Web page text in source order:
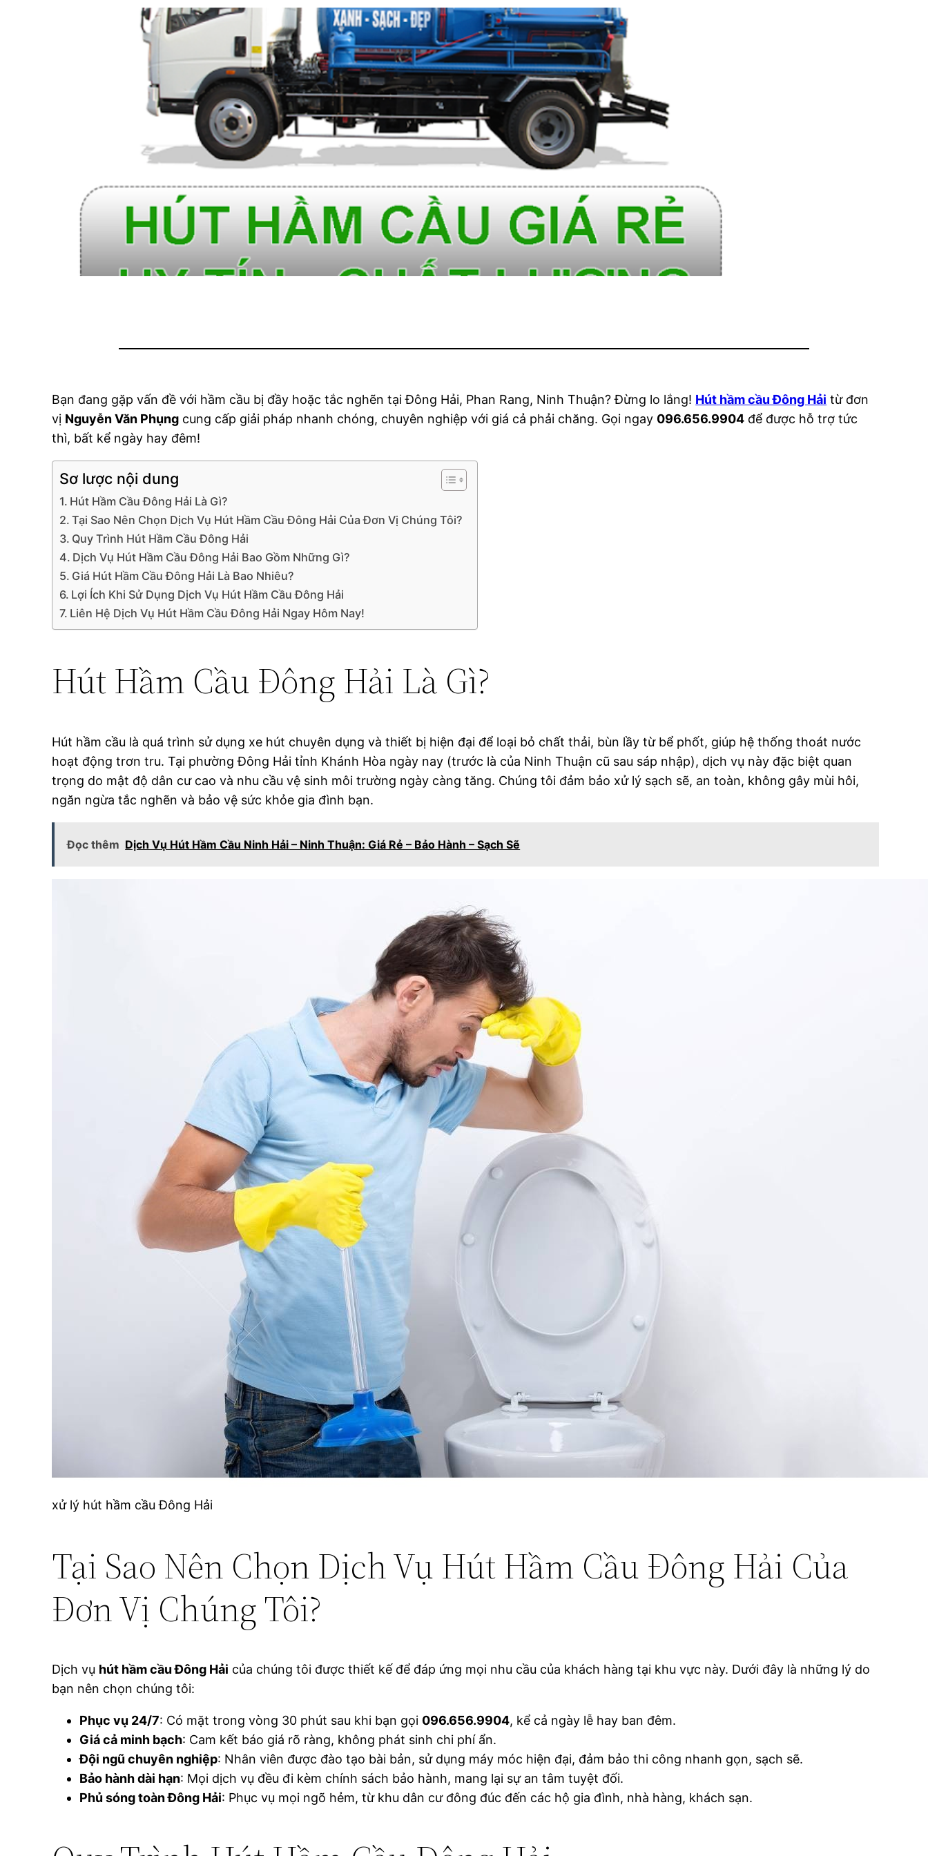
Bạn đang gặp vấn đề với hầm cầu bị đầy hoặc tắc nghẽn tại Đông Hải, Phan Rang, Ninh Thuận? Đừng lo lắng! Hút hầm cầu Đông Hải từ đơn
vị Nguyễn Văn Phụng cung cấp giải pháp nhanh chóng, chuyên nghiệp với giá cả phải chăng. Gọi ngay 096.656.9904 để được hỗ trợ tức
thì, bất kể ngày hay đêm!
Sơ lược nội dung
Hút Hầm Cầu Đông Hải Là Gì?
Tại Sao Nên Chọn Dịch Vụ Hút Hầm Cầu Đông Hải Của Đơn Vị Chúng Tôi?
Quy Trình Hút Hầm Cầu Đông Hải
Dịch Vụ Hút Hầm Cầu Đông Hải Bao Gồm Những Gì?
Giá Hút Hầm Cầu Đông Hải Là Bao Nhiêu?
Lợi Ích Khi Sử Dụng Dịch Vụ Hút Hầm Cầu Đông Hải
Liên Hệ Dịch Vụ Hút Hầm Cầu Đông Hải Ngay Hôm Nay!
Hút Hầm Cầu Đông Hải Là Gì?
Hút hầm cầu là quá trình sử dụng xe hút chuyên dụng và thiết bị hiện đại để loại bỏ chất thải, bùn lầy từ bể phốt, giúp hệ thống thoát nước
hoạt động trơn tru. Tại phường Đông Hải tỉnh Khánh Hòa ngày nay (trước là của Ninh Thuận cũ sau sáp nhập), dịch vụ này đặc biệt quan
trọng do mật độ dân cư cao và nhu cầu vệ sinh môi trường ngày càng tăng. Chúng tôi đảm bảo xử lý sạch sẽ, an toàn, không gây mùi hôi,
ngăn ngừa tắc nghẽn và bảo vệ sức khỏe gia đình bạn.
Đọc thêm Dịch Vụ Hút Hầm Cầu Ninh Hải – Ninh Thuận: Giá Rẻ – Bảo Hành – Sạch Sẽ
xử lý hút hầm cầu Đông Hải
Tại Sao Nên Chọn Dịch Vụ Hút Hầm Cầu Đông Hải Của
Đơn Vị Chúng Tôi?
Dịch vụ hút hầm cầu Đông Hải của chúng tôi được thiết kế để đáp ứng mọi nhu cầu của khách hàng tại khu vực này. Dưới đây là những lý do
bạn nên chọn chúng tôi:
Phục vụ 24/7: Có mặt trong vòng 30 phút sau khi bạn gọi 096.656.9904, kể cả ngày lễ hay ban đêm.
Giá cả minh bạch: Cam kết báo giá rõ ràng, không phát sinh chi phí ẩn.
Đội ngũ chuyên nghiệp: Nhân viên được đào tạo bài bản, sử dụng máy móc hiện đại, đảm bảo thi công nhanh gọn, sạch sẽ.
Bảo hành dài hạn: Mọi dịch vụ đều đi kèm chính sách bảo hành, mang lại sự an tâm tuyệt đối.
Phủ sóng toàn Đông Hải: Phục vụ mọi ngõ hẻm, từ khu dân cư đông đúc đến các hộ gia đình, nhà hàng, khách sạn.